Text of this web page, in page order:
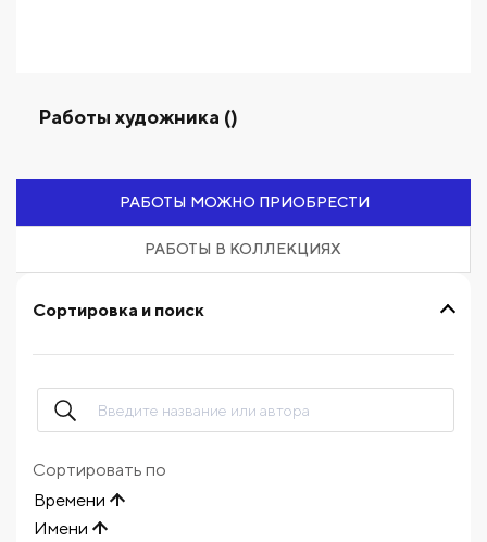
Работы художника ()
РАБОТЫ МОЖНО ПРИОБРЕСТИ
РАБОТЫ В КОЛЛЕКЦИЯХ
Сортировка и поиск
Сортировать по
Времени
Имени